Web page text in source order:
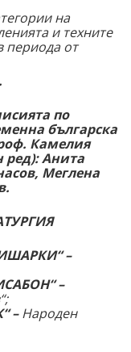
на
и техните
периода от
по
българска
Камелия
ред): Анита
Меглена
–
–
;
–Народен